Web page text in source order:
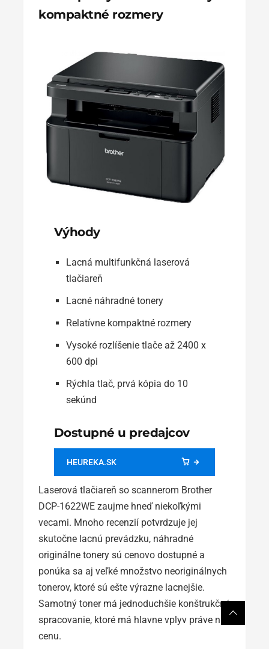
kompaktné rozmery
Výhody
Lacná multifunkčná laserová
tlačiareň
Lacné náhradné tonery
Relatívne kompaktné rozmery
Vysoké rozlíšenie tlače až 2400 x
600 dpi
Rýchla tlač, prvá kópia do 10
sekúnd
Dostupné u predajcov
HEUREKA.SK
Laserová tlačiareň so scannerom Brother
DCP-1622WE zaujme hneď niekoľkými
vecami. Mnoho recenzií potvrdzuje jej
skutočne lacnú prevádzku, náhradné
originálne tonery sú cenovo dostupné a
ponúka sa aj veľké množstvo neoriginálnych
tonerov, ktoré sú ešte výrazne lacnejšie.
Samotný toner má jednoduchšie konštrukčné
spracovanie, ktoré má hlavne vplyv práve na
cenu.